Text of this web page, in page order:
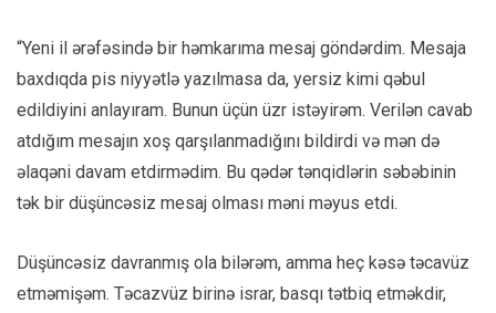
“Yeni il ərəfəsində bir həmkarıma mesaj göndərdim. Mesaja
baxdıqda pis niyyətlə yazılmasa da, yersiz kimi qəbul
edildiyini anlayıram. Bunun üçün üzr istəyirəm. Verilən cavab
atdığım mesajın xoş qarşılanmadığını bildirdi və mən də
əlaqəni davam etdirmədim. Bu qədər tənqidlərin səbəbinin
tək bir düşüncəsiz mesaj olması məni məyus etdi.
Düşüncəsiz davranmış ola bilərəm, amma heç kəsə təcavüz
etməmişəm. Təcazvüz birinə israr, basqı tətbiq etməkdir,